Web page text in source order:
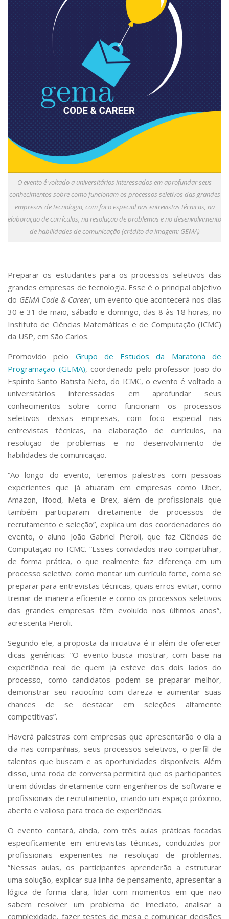
Bibliotecas
Apoio ao Estudante
Segurança, Trânsito e Prevenção
RH, Administrativo e Financeiro
Assessorias e Mídias
Aplicativos e Sites
Jornal da USP
Agenda de Eventos
Defesa de Teses
O evento é voltado a universitários interessados em aprofundar seus
conhecimentos sobre como funcionam os processos seletivos das grandes
empresas de tecnologia, com foco especial nas entrevistas técnicas, na
elaboração de currículos, na resolução de problemas e no desenvolvimento
de habilidades de comunicação (crédito da imagem: GEMA)
Preparar os estudantes para os processos seletivos das
grandes empresas de tecnologia. Esse é o principal objetivo
do GEMA Code & Career, um evento que acontecerá nos dias
30 e 31 de maio, sábado e domingo, das 8 às 18 horas, no
Instituto de Ciências Matemáticas e de Computação (ICMC)
da USP, em São Carlos.
Promovido pelo Grupo de Estudos da Maratona de
Programação (GEMA), coordenado pelo professor João do
Espírito Santo Batista Neto, do ICMC, o evento é voltado a
universitários interessados em aprofundar seus
conhecimentos sobre como funcionam os processos
seletivos dessas empresas, com foco especial nas
entrevistas técnicas, na elaboração de currículos, na
resolução de problemas e no desenvolvimento de
habilidades de comunicação.
“Ao longo do evento, teremos palestras com pessoas
experientes que já atuaram em empresas como Uber,
Amazon, Ifood, Meta e Brex, além de profissionais que
também participaram diretamente de processos de
recrutamento e seleção”, explica um dos coordenadores do
evento, o aluno João Gabriel Pieroli, que faz Ciências de
Computação no ICMC. “Esses convidados irão compartilhar,
de forma prática, o que realmente faz diferença em um
processo seletivo: como montar um currículo forte, como se
preparar para entrevistas técnicas, quais erros evitar, como
treinar de maneira eficiente e como os processos seletivos
das grandes empresas têm evoluído nos últimos anos”,
acrescenta Pieroli.
Segundo ele, a proposta da iniciativa é ir além de oferecer
dicas genéricas: “O evento busca mostrar, com base na
experiência real de quem já esteve dos dois lados do
processo, como candidatos podem se preparar melhor,
demonstrar seu raciocínio com clareza e aumentar suas
chances de se destacar em seleções altamente
competitivas”.
Haverá palestras com empresas que apresentarão o dia a
dia nas companhias, seus processos seletivos, o perfil de
talentos que buscam e as oportunidades disponíveis. Além
disso, uma roda de conversa permitirá que os participantes
tirem dúvidas diretamente com engenheiros de software e
profissionais de recrutamento, criando um espaço próximo,
aberto e valioso para troca de experiências.
O evento contará, ainda, com três aulas práticas focadas
especificamente em entrevistas técnicas, conduzidas por
profissionais experientes na resolução de problemas.
“Nessas aulas, os participantes aprenderão a estruturar
uma solução, explicar sua linha de pensamento, apresentar a
lógica de forma clara, lidar com momentos em que não
sabem resolver um problema de imediato, analisar a
complexidade, fazer testes de mesa e comunicar decisões